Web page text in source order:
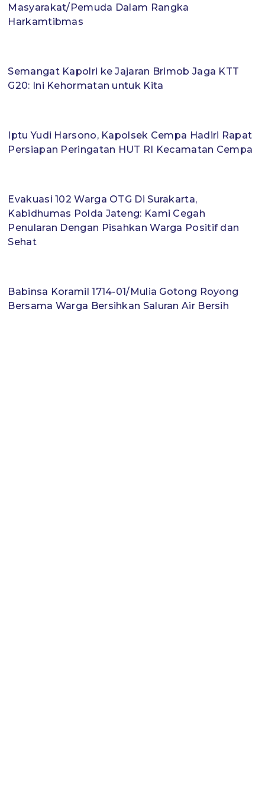
Masyarakat/Pemuda Dalam Rangka
Harkamtibmas
Semangat Kapolri ke Jajaran Brimob Jaga KTT
G20: Ini Kehormatan untuk Kita
Iptu Yudi Harsono, Kapolsek Cempa Hadiri Rapat
Persiapan Peringatan HUT RI Kecamatan Cempa
Evakuasi 102 Warga OTG Di Surakarta,
Kabidhumas Polda Jateng: Kami Cegah
Penularan Dengan Pisahkan Warga Positif dan
Sehat
Babinsa Koramil 1714-01/Mulia Gotong Royong
Bersama Warga Bersihkan Saluran Air Bersih